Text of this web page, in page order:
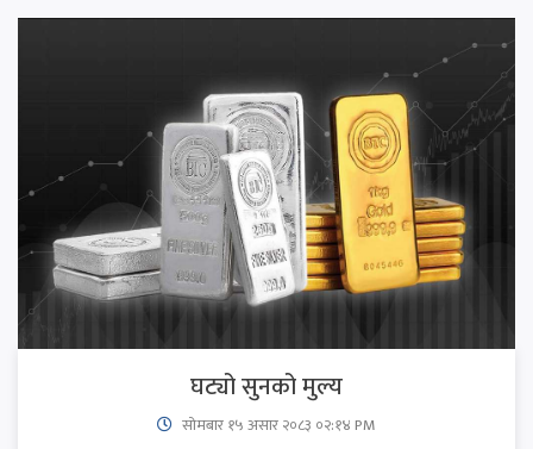
घट्यो सुनको मुल्य
सोमबार १५ असार २०८३ ०२:१४ PM